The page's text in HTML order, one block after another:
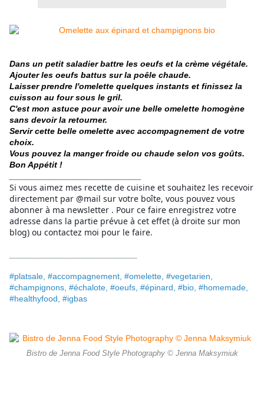
Dans un petit saladier battre les oeufs et la crème végétale.
Ajouter les oeufs battus sur la poêle chaude.
Laisser prendre l'omelette quelques instants et finissez la
cuisson au four sous le gril.
C'est mon astuce pour avoir une belle omelette homogène
sans devoir la retourner.
Servir cette belle omelette avec accompagnement de votre
choix.
Vous pouvez la manger froide ou chaude selon vos goûts.
Bon Appétit !
Si vous aimez mes recette de cuisine et souhaitez les recevoir
directement par @mail sur votre boîte, vous pouvez vous
abonner à ma newsletter . Pour ce faire enregistrez votre
adresse dans la partie prévue à cet effet (à droite sur mon
blog) ou contactez moi pour le faire.
#platsale, #accompagnement, #omelette, #vegetarien,
#champignons, #échalote, #oeufs, #épinard, #bio, #homemade,
#healthyfood, #igbas
Bistro de Jenna Food Style Photography © Jenna Maksymiuk